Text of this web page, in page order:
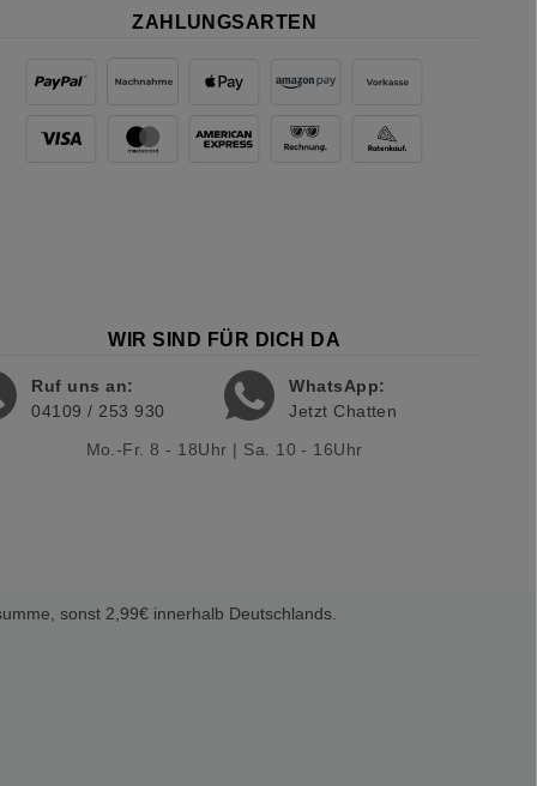
ZAHLUNGSARTEN
WIR SIND FÜR DICH DA
Ruf uns an:
04109 / 253 930
WhatsApp:
Jetzt Chatten
Mo.-Fr. 8 - 18Uhr | Sa. 10 - 16Uhr
sonst 2,99€ innerhalb Deutschlands.